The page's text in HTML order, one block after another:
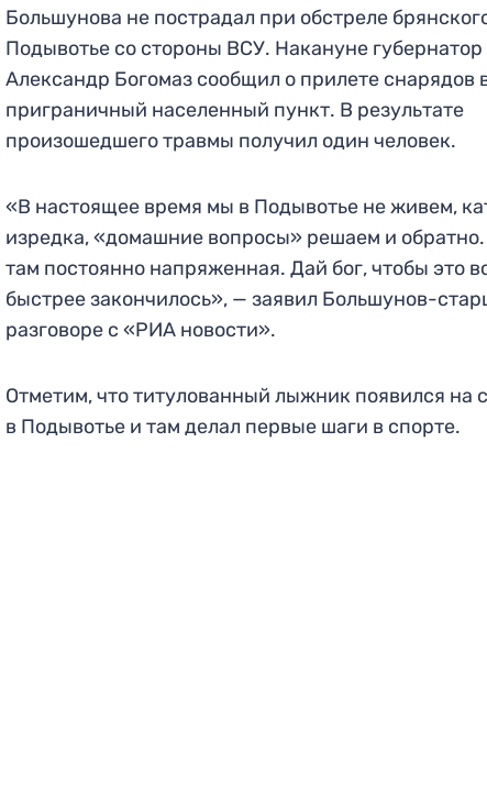
Большунова не пострадал при обстреле
Подывотье со стороны ВСУ. Накануне губернатор
Александр Богомаз сообщил о прилете снарядов
приграничный населенный пункт. В результате
произошедшего травмы получил один человек.
«В настоящее время мы в Подывотье не живем,
изредка, «домашние вопросы» решаем и
там постоянно напряженная. Дай бог, чтобы это
быстрее закончилось», — заявил Большунов-
разговоре с «РИА новости».
Отметим, что титулованный лыжник появился на
в Подывотье и там делал первые шаги в спорте.